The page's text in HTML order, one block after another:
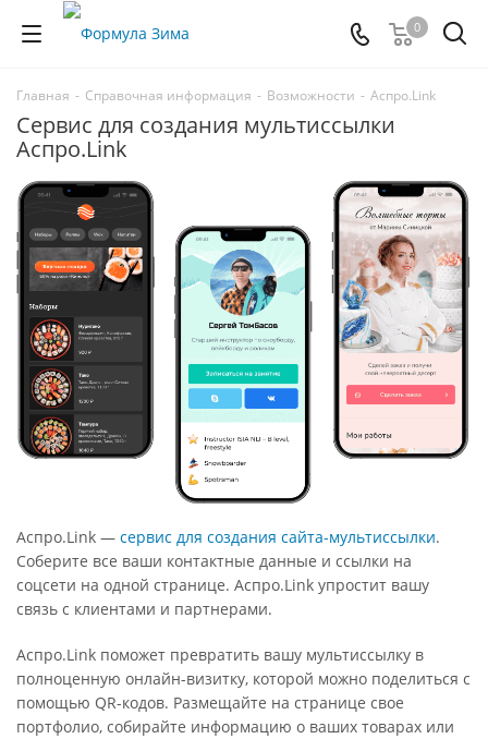
0
Главная - Справочная информация - Возможности - Аспро.Link
Сервис для создания мультиссылки
Аспро.Link
Аспро.Link — сервис для создания сайта-мультиссылки.
Соберите все ваши контактные данные и ссылки на
соцсети на одной странице. Аспро.Link упростит вашу
связь с клиентами и партнерами.
Аспро.Link поможет превратить вашу мультиссылку в
полноценную онлайн-визитку, которой можно поделиться с
помощью QR-кодов. Размещайте на странице свое
портфолио, собирайте информацию о ваших товарах или